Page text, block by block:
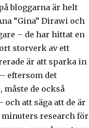
bloggarna är helt
“Gina” Dirawi och
– de har hittat en
storverk av ett
är att sparka in
eftersom det
måste de också
att säga att de är
research för